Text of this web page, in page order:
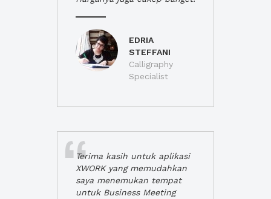
EDRIA
STEFFANI
Calligraphy
Specialist
Terima kasih untuk aplikasi
XWORK yang memudahkan
saya menemukan tempat
untuk Business Meeting